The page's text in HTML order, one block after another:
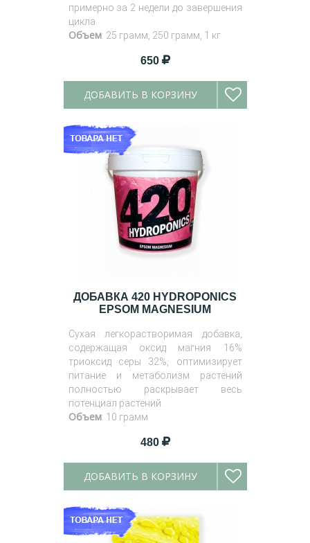
примерно за 2 недели до завершения
цикла.
Объем: 25 грамм, 250 грамм, 1 кг
650
ДОБАВИТЬ В КОРЗИНУ
ДОБАВКА 420 HYDROPONICS
EPSOM MAGNESIUM
Сухая легкорастворимая добавка,
содержащая оксид магния 16%
триоксид серы 32%, оптимизирует
питание и метаболизм растений
полностью раскрывает весь
потенциал растений.
Объем: 10 грамм
480
ДОБАВИТЬ В КОРЗИНУ